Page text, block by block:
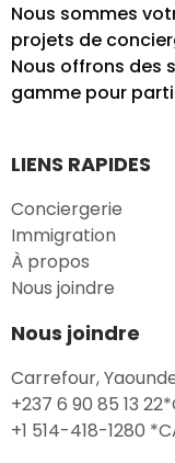
Nous sommes
projets de
Nous offrons des
gamme pour
LIENS RAPIDES
Conciergerie
Immigration
À propos
Nous joindre
Nous joindre
Carrefour,
+237 6 90 85 13
+1 514-418-1280